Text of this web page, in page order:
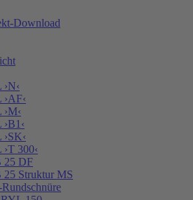
Download
300‹
25 DF
25 Struktur MS